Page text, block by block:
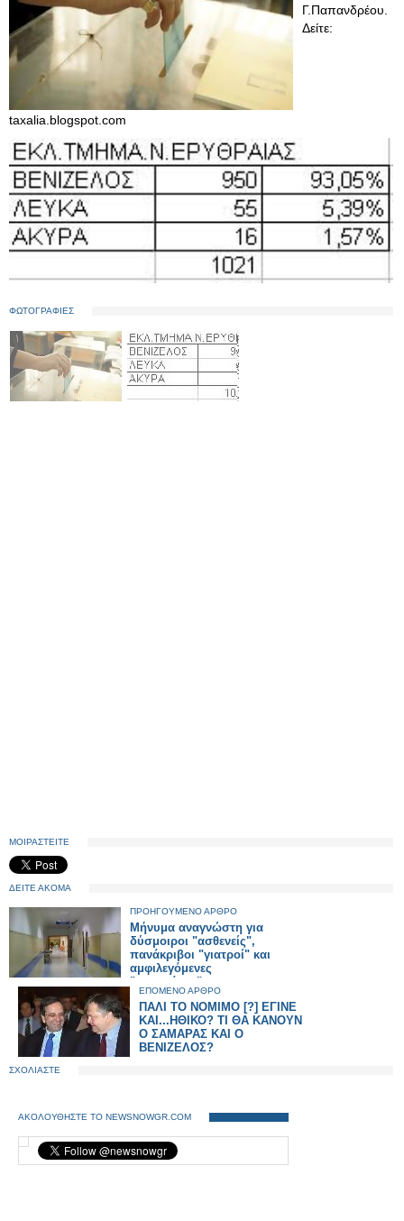
Γ.Παπανδρέου.
Δείτε:
taxalia.blogspot.com
ΦΩΤΟΓΡΑΦΙΕΣ
ΜΟΙΡΑΣΤΕΙΤΕ
ΔΕΙΤΕ ΑΚΟΜΑ
ΠΡΟΗΓΟΥΜΕΝΟ ΑΡΘΡΟ
Μήνυμα αναγνώστη για
δύσμοιροι "ασθενείς",
πανάκριβοι "γιατροί" και
αμφιλεγόμενες
"νοσοκόμες"…
ΕΠΟΜΕΝΟ ΑΡΘΡΟ
ΠΑΛΙ ΤΟ ΝΟΜΙΜΟ [?] ΕΓΙΝΕ
ΚΑΙ...ΗΘΙΚΟ? ΤΙ ΘΑ ΚΑΝΟΥΝ
Ο ΣΑΜΑΡΑΣ ΚΑΙ Ο
ΒΕΝΙΖΕΛΟΣ?
ΣΧΟΛΙΑΣΤΕ
ΑΚΟΛΟΥΘΗΣΤΕ ΤΟ NEWSNOWGR.COM